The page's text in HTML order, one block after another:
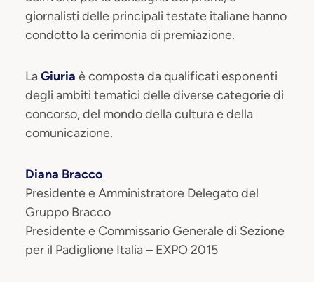
giornalisti delle principali testate italiane hanno
condotto la cerimonia di premiazione.
LaGiuria è composta da qualificati esponenti
degli ambiti tematici delle diverse categorie di
concorso, del mondo della cultura e della
comunicazione.
Diana Bracco
Presidente e Amministratore Delegato del
Gruppo Bracco
Presidente e Commissario Generale di Sezione
per il Padiglione Italia – EXPO 2015